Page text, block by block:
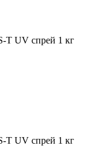
T UV спрей 1 кг
T UV спрей 1 кг